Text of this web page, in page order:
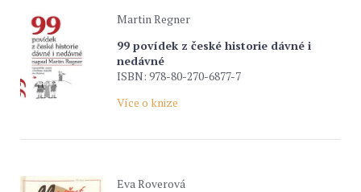
Martin Regner
99 povídek z české historie dávné i
nedávné
ISBN: 978-80-270-6877-7
Více o knize
Eva Roverová